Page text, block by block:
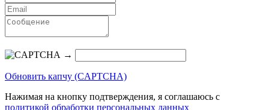
→
Обновить капчу (CAPTCHA)
Нажимая на кнопку подтверждения, я соглашаюсь с
политикой обработки персональных данных